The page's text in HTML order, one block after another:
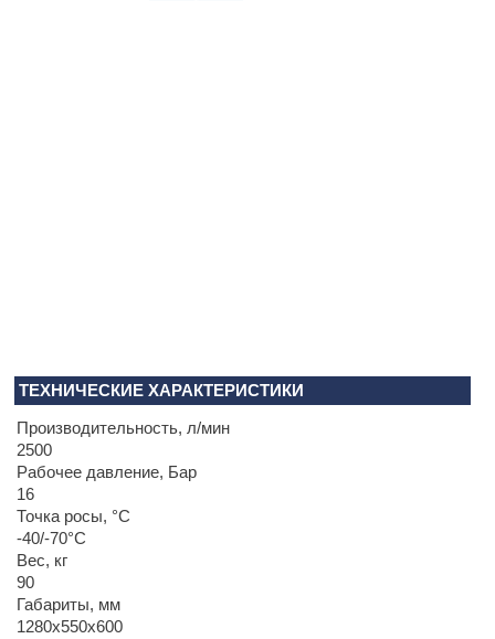
ТЕХНИЧЕСКИЕ ХАРАКТЕРИСТИКИ
Производительность, л/мин
2500
Рабочее давление, Бар
16
Точка росы, °C
-40/-70°C
Вес, кг
90
Габариты, мм
1280х550х600